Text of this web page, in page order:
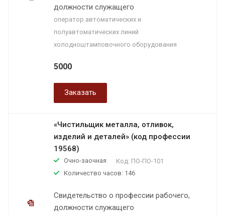
должности служащего
оператор автоматических и
полуавтоматических линий
холодноштамповочного оборудования
5000
Заказать
«Чистильщик металла, отливок,
изделий и деталей» (код профессии
19568)
Очно-заочная Код: ПО-ПО-101
Количество часов: 146
Свидетельство о профессии рабочего,
должности служащего